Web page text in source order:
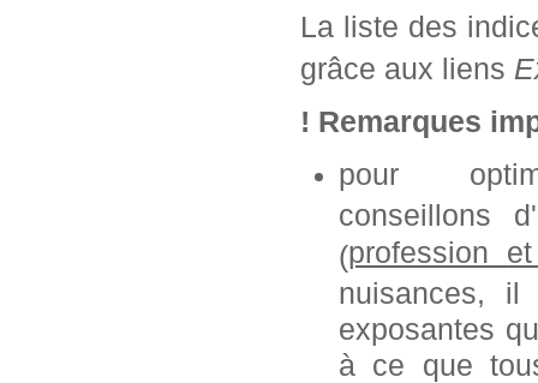
La liste des
grâce aux liens
! Remarques
pour
conseillons
(profession
nuisances, il
exposantes
à ce que